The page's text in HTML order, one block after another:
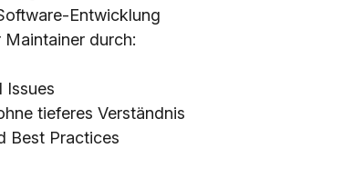
Entwicklung
durch:
Issues
tieferes Verständnis
Best Practices